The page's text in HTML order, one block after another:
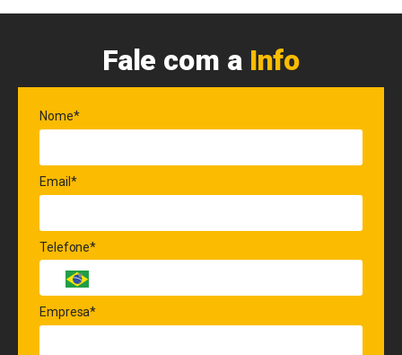
Fale com a Info
Nome*
Email*
Telefone*
Empresa*